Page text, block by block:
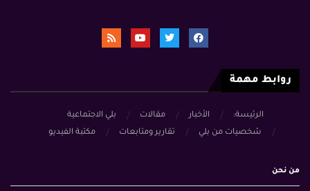
روابط مهمة
الرئيسة: الأخبار مقالات
بلي الاجتماعية
شخصيات من بلي
تقارير ومتابعات مكتبة الفيديو
من نحن